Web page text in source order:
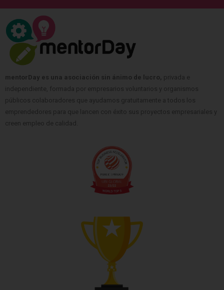
mentorDay es una asociación sin ánimo de lucro, privada e
independiente, formada por empresarios voluntarios y organismos
públicos colaboradores que ayudamos gratuitamente a todos los
emprendedores para que lancen con éxito sus proyectos empresariales y
creen empleo de calidad.